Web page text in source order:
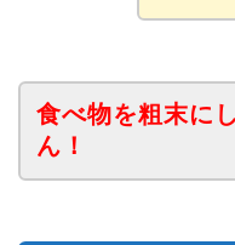
食べ物を粗末に
ん！